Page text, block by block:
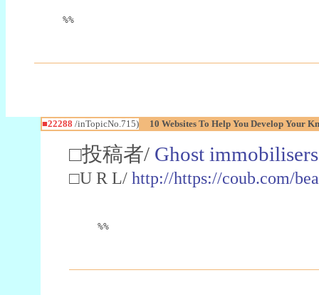
%%
■22288 /inTopicNo.715) 10 Websites To Help You Develop Your
□投稿者/ Ghost immobilisers
□U R L/ http://https://coub.com/
%%